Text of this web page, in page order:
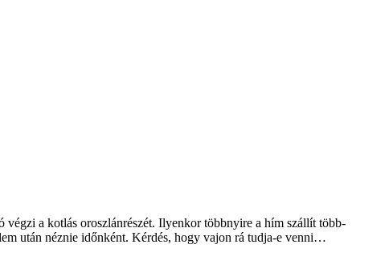
végzi a kotlás oroszlánrészét. Ilyenkor többnyire a hím szállít több-
után néznie időnként. Kérdés, hogy vajon rá tudja-e venni…